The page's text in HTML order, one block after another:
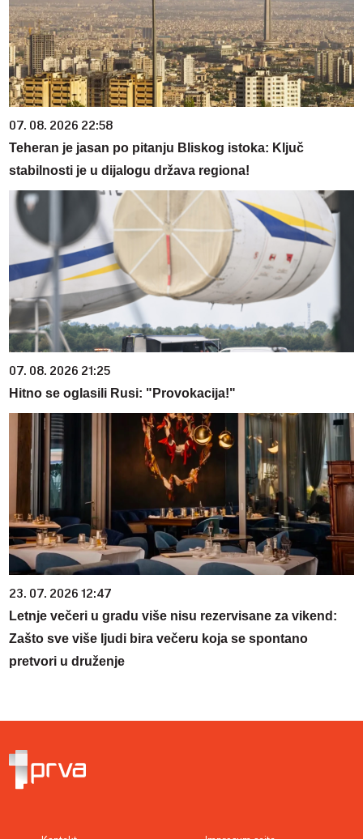
07. 08. 2026 22:58
Teheran je jasan po pitanju Bliskog istoka: Ključ
stabilnosti je u dijalogu država regiona!
07. 08. 2026 21:25
Hitno se oglasili Rusi: "Provokacija!"
23. 07. 2026 12:47
Letnje večeri u gradu više nisu rezervisane za vikend:
Zašto sve više ljudi bira večeru koja se spontano
pretvori u druženje